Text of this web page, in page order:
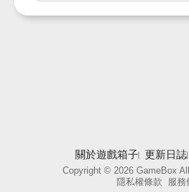
關於遊戲箱子 更新日誌
Copyright © 2026GameBox
隱私權條款
服務